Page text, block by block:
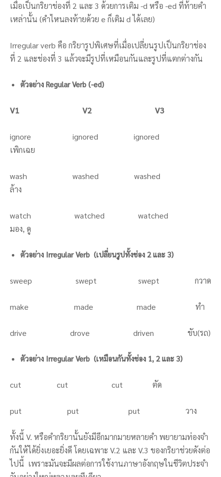
เมื่อเป็นกริยาช่องที่ 2 และ 3 ด้วยการเติม -d หรือ -ed ที่ท้ายคำ
เหล่านั้น (คำไหนลงท้ายด้วย e ก็เติม d ได้เลย)
Irregular verb คือ กริยารูปพิเศษที่เมื่อเปลี่ยนรูปเป็นกริยาช่อง
ที่ 2 และช่องที่ 3 แล้วจะมีรูปที่เหมือนกันและรูปที่แตกต่างกัน
ตัวอย่าง Regular Verb (-ed)
V1 V2 V3
ignore ignored ignored
เพิกเฉย
wash washed washed
ล้าง
watch watched watched
มอง, ดู
ตัวอย่าง Irregular Verb (เปลี่ยนรูปทั้งช่อง 2 และ 3)
sweep swept swept กวาด
make made made ทำ
drive drove driven ขับ(รถ)
ตัวอย่าง Irregular Verb (เหมือนกันทั้งช่อง 1, 2 และ 3)
cut cut cut ตัด
put put put วาง
ทั้งนี้ V. หรือคำกริยานั้นยังมีอีกมากมายหลายคำ พยายามท่องจำ
กันให้ได้ยิ่งเยอะยิ่งดี โดยเฉพาะ V.2 และ V.3 ของกริยาช่วยดังต่อ
ไปนี้ เพราะมันจะมีผลต่อการใช้งานภาษาอังกฤษในชีวิตประจำ